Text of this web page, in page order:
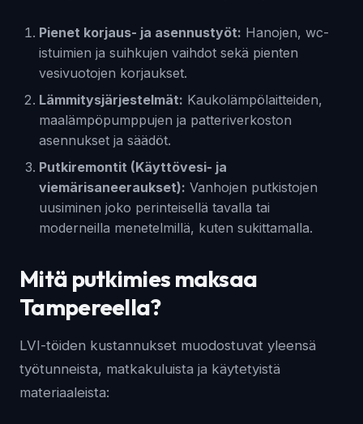
Pienet korjaus- ja asennustyöt: Hanojen, wc-
istuimien ja suihkujen vaihdot sekä pienten
vesivuotojen korjaukset.
Lämmitysjärjestelmät: Kaukolämpölaitteiden,
maalämpöpumppujen ja patteriverkoston
asennukset ja säädöt.
Putkiremontit (Käyttövesi- ja
viemärisaneeraukset): Vanhojen putkistojen
uusiminen joko perinteisellä tavalla tai
moderneilla menetelmillä, kuten sukittamalla.
Mitä putkimies maksaa
Tampereella?
LVI-töiden kustannukset muodostuvat yleensä
työtunneista, matkakuluista ja käytetyistä
materiaaleista: